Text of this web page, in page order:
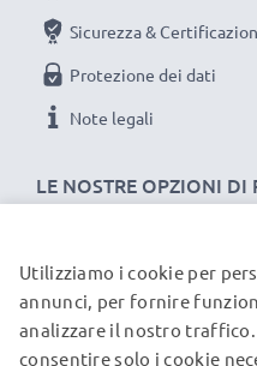
LE NOSTRE OPZIONI DI
Sicurezza &
Protezione dei dati
Note legali
I NOSTRI PARTNER DI
Utilizziamo i cookie per
annunci, per fornire
analizzare il nostro
consentire solo i cookie